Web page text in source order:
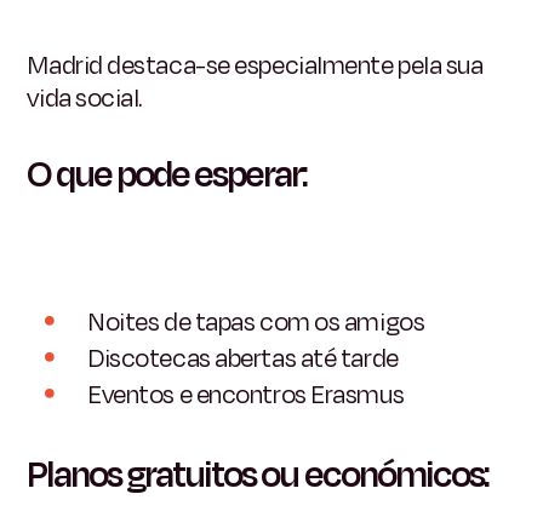
Madrid destaca-se especialmente pela sua
vida social.
O que pode esperar:
Noites de tapas com os amigos
Discotecas abertas até tarde
Eventos e encontros Erasmus
Planos gratuitos ou económicos: